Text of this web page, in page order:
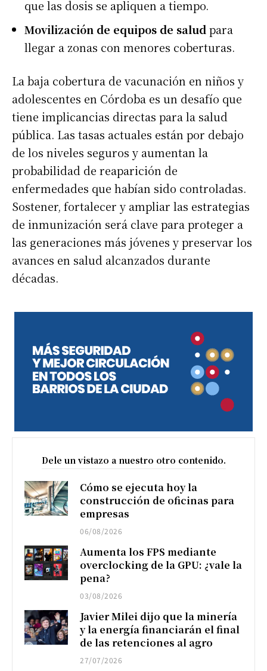
que las dosis se apliquen a tiempo.
Movilización de equipos de salud para
llegar a zonas con menores coberturas.
La baja cobertura de vacunación en niños y
adolescentes en Córdoba es un desafío que
tiene implicancias directas para la salud
pública. Las tasas actuales están por debajo
de los niveles seguros y aumentan la
probabilidad de reaparición de
enfermedades que habían sido controladas.
Sostener, fortalecer y ampliar las estrategias
de inmunización será clave para proteger a
las generaciones más jóvenes y preservar los
avances en salud alcanzados durante
décadas.
Dele un vistazo a nuestro otro contenido.
Cómo se ejecuta hoy la
construcción de oficinas para
empresas
06/08/2026
Aumenta los FPS mediante
overclocking de la GPU: ¿vale la
pena?
03/08/2026
Javier Milei dijo que la minería
y la energía financiarán el final
de las retenciones al agro
27/07/2026